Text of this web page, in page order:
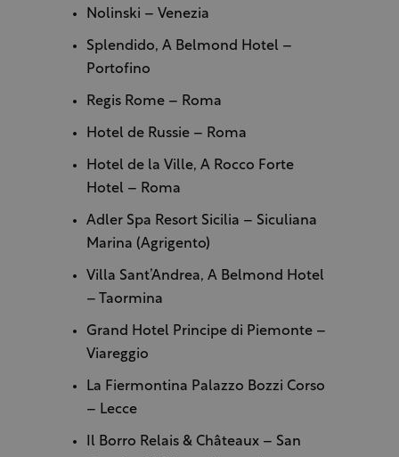
Nolinski – Venezia
Splendido, A Belmond Hotel –
Portofino
Regis Rome – Roma
Hotel de Russie – Roma
Hotel de la Ville, A Rocco Forte
Hotel – Roma
Adler Spa Resort Sicilia – Siculiana
Marina (Agrigento)
Villa Sant’Andrea, A Belmond Hotel
– Taormina
Grand Hotel Principe di Piemonte –
Viareggio
La Fiermontina Palazzo Bozzi Corso
– Lecce
Il Borro Relais & Châteaux – San